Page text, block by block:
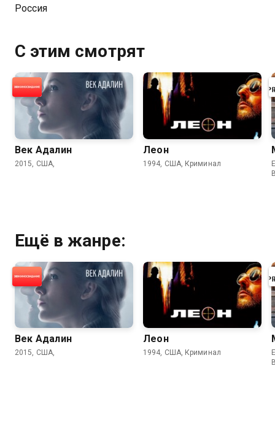
Россия
С этим смотрят
Век Адалин
2015, США,
Леон
1994, США, Криминал
Ещё в жанре:
Век Адалин
2015, США,
Леон
1994, США, Криминал